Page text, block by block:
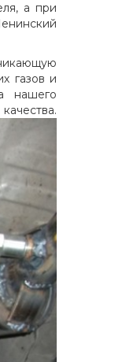
а при
газов и
нашего